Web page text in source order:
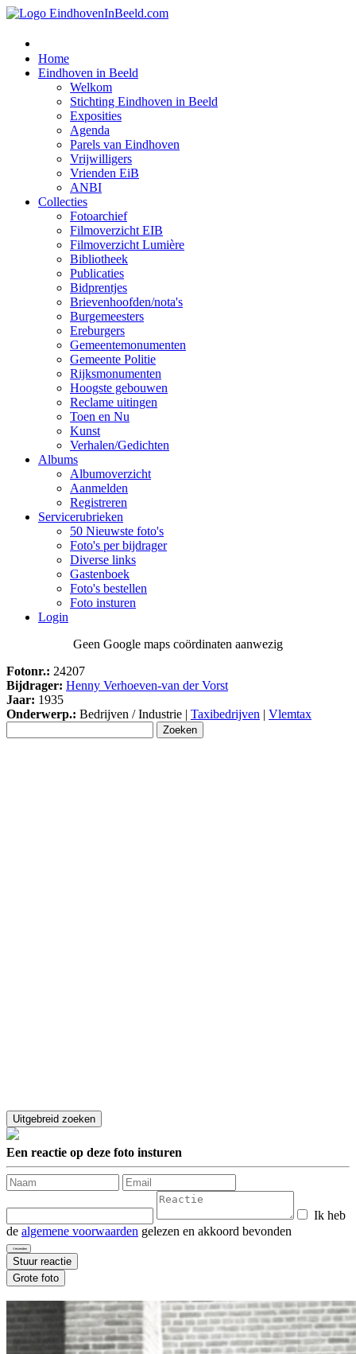
Home
Eindhoven in Beeld
Welkom
Stichting Eindhoven in Beeld
Exposities
Agenda
Parels van Eindhoven
Vrijwilligers
Vrienden EiB
ANBI
Collecties
Fotoarchief
Filmoverzicht EIB
Filmoverzicht Lumière
Bibliotheek
Publicaties
Bidprentjes
Brievenhoofden/nota's
Burgemeesters
Ereburgers
Gemeentemonumenten
Gemeente Politie
Rijksmonumenten
Hoogste gebouwen
Reclame uitingen
Toen en Nu
Kunst
Verhalen/Gedichten
Albums
Albumoverzicht
Aanmelden
Registreren
Servicerubrieken
50 Nieuwste foto's
Foto's per bijdrager
Diverse links
Gastenboek
Foto's bestellen
Foto insturen
Login
Geen Google maps coördinaten aanwezig
Fotonr.: 24207
Bijdrager: Henny Verhoeven-van der Vorst
Jaar: 1935
Onderwerp.: Bedrijven / Industrie | Taxibedrijven | Vlemtax
Een reactie op deze foto insturen
Ik heb
de algemene voorwaarden gelezen en akkoord bevonden